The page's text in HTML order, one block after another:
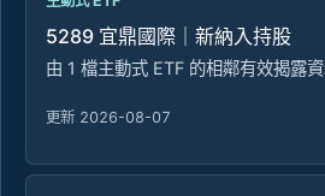
5289 宜鼎國際｜新納入持股
由 1 檔主動式 ETF 的相鄰有效揭露
更新 2026-08-07